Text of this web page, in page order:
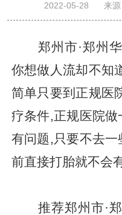
2022-05-28 来源
郑州市·郑州华
你想做人流却不知
简单只要到正规医
疗条件,正规医院
有问题,只要不去
前直接打胎就不会
推荐郑州市·郑